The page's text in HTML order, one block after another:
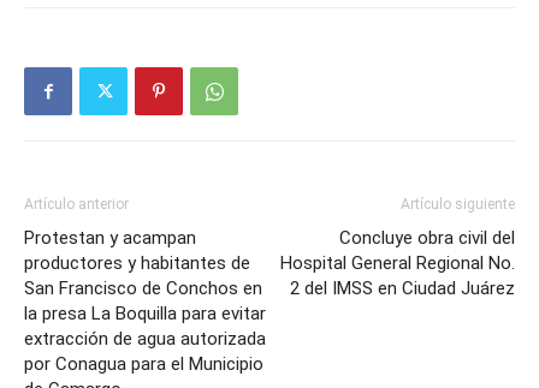
Artículo anterior
Protestan y acampan
productores y habitantes de
San Francisco de Conchos en
la presa La Boquilla para evitar
extracción de agua autorizada
por Conagua para el Municipio
Artículo siguiente
Concluye obra civil del
Hospital General Regional No.
2 del IMSS en Ciudad Juárez